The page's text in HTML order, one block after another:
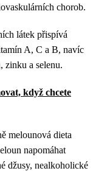
chorob.
látek přispívá
A, C a B, navíc
zinku a selenu.
když chcete
melounová dieta
napomáhat
džusy, nealkoholické